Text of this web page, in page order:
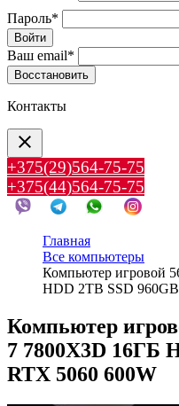
Пароль*
Войти
Ваш email*
Воcстановить
Контакты
clear
+375(29)564-75-75
+375(44)564-75-75
Главная
Все компьютеры
Компьютер игровой
HDD 2TB SSD
Компьютер
7 7800X3D 16ГБ
RTX 5060 600W